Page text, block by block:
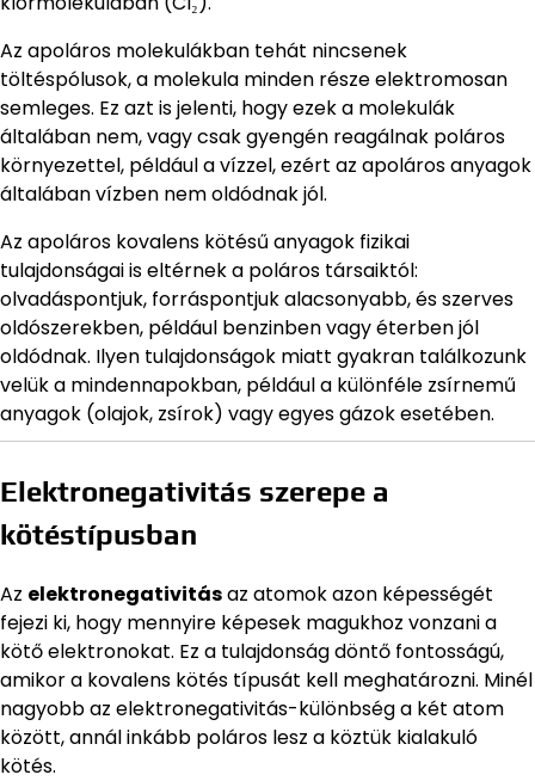
Az apoláros molekulákban tehát nincsenek
töltéspólusok, a molekula minden része elektromosan
semleges. Ez azt is jelenti, hogy ezek a molekulák
általában nem, vagy csak gyengén reagálnak poláros
környezettel, például a vízzel, ezért az apoláros anyagok
általában vízben nem oldódnak jól.
Az apoláros kovalens kötésű anyagok fizikai
tulajdonságai is eltérnek a poláros társaiktól:
olvadáspontjuk, forráspontjuk alacsonyabb, és szerves
oldószerekben, például benzinben vagy éterben jól
oldódnak. Ilyen tulajdonságok miatt gyakran találkozunk
velük a mindennapokban, például a különféle zsírnemű
anyagok (olajok, zsírok) vagy egyes gázok esetében.
Elektronegativitás szerepe a
kötéstípusban
Az elektronegativitásaz atomok azon képességét
fejezi ki, hogy mennyire képesek magukhoz vonzani a
kötő elektronokat. Ez a tulajdonság döntő fontosságú,
amikor a kovalens kötés típusát kell meghatározni. Minél
nagyobb az elektronegativitás-különbség a két atom
között, annál inkább poláros lesz a köztük kialakuló
kötés.